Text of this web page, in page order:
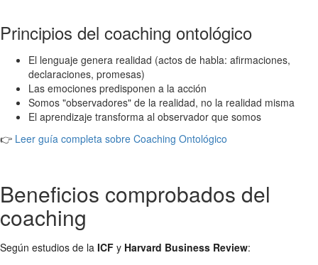
Principios del coaching ontológico
El lenguaje genera realidad (actos de habla: afirmaciones,
declaraciones, promesas)
Las emociones predisponen a la acción
Somos "observadores" de la realidad, no la realidad misma
El aprendizaje transforma al observador que somos
👉 Leer guía completa sobre Coaching Ontológico
Beneficios comprobados del
coaching
Según estudios de la ICF y Harvard Business Review: